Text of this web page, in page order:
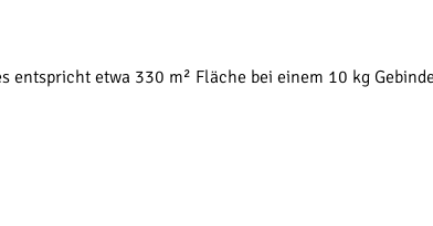
etwa 330 m² Fläche bei einem 10 kg